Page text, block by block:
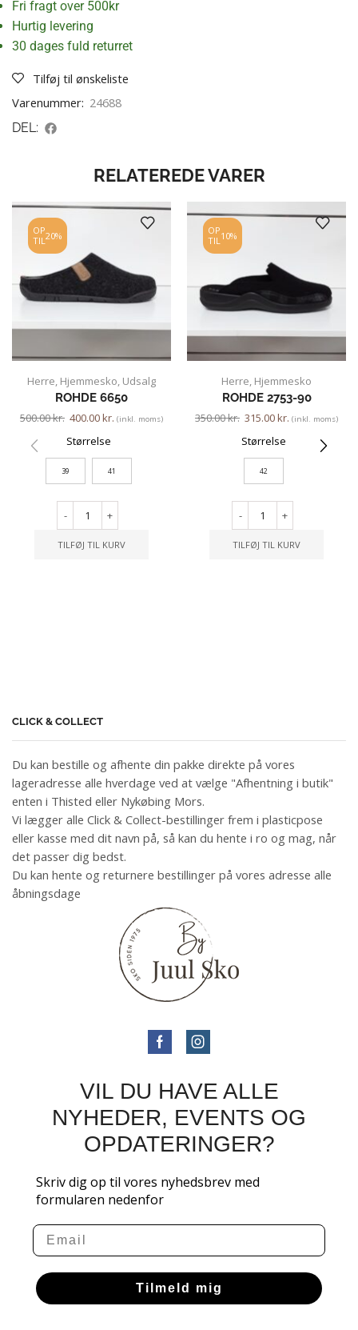
Fri fragt over 500kr
Hurtig levering
30 dages fuld returret
Tilføj til ønskeliste
Varenummer: 24688
DEL:
RELATEREDE VARER
OP
TIL20%
Herre, Hjemmesko, Udsalg
ROHDE 6650
500.00kr. 400.00kr. (inkl. moms)
Størrelse
39 41
- +
TILFØJ TIL KURV
OP
TIL10%
Herre, Hjemmesko
ROHDE 2753-90
350.00kr. 315.00kr. (inkl. moms)
Størrelse
42
- +
TILFØJ TIL KURV
CLICK & COLLECT
Du kan bestille og afhente din pakke direkte på vores
lageradresse alle hverdage ved at vælge "Afhentning i butik"
enten i Thisted eller Nykøbing Mors.
Vi lægger alle Click & Collect-bestillinger frem i plasticpose
eller kasse med dit navn på, så kan du hente i ro og mag, når
det passer dig bedst.
Du kan hente og returnere bestillinger på vores adresse alle
åbningsdage
VIL DU HAVE ALLE
NYHEDER, EVENTS OG
OPDATERINGER?
Skriv dig op til vores nyhedsbrev med
formularen nedenfor
Email
Tilmeld mig